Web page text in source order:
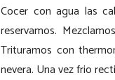
Cocer con agua las
reservamos.
Trituramos con
nevera. Una vez frio